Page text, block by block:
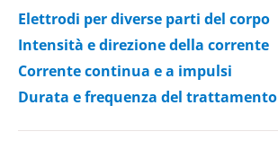
Elettrodi per diverse parti del corpo
Intensità e direzione della corrente
Corrente continua e a impulsi
Durata e frequenza del trattamento